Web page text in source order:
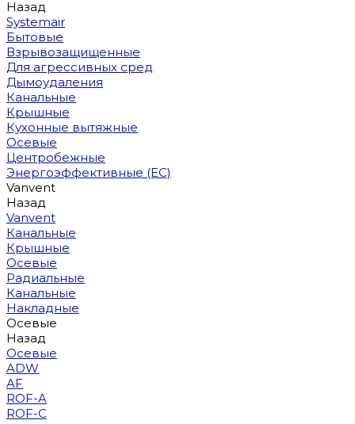
Назад
Systemair
Бытовые
Взрывозащищенные
Для агрессивных сред
Дымоудаления
Канальные
Крышные
Кухонные вытяжные
Осевые
Центробежные
Энергоэффективные (EC)
Vanvent
Назад
Vanvent
Канальные
Крышные
Осевые
Радиальные
Канальные
Накладные
Осевые
Назад
Осевые
ADW
AF
ROF-A
ROF-C